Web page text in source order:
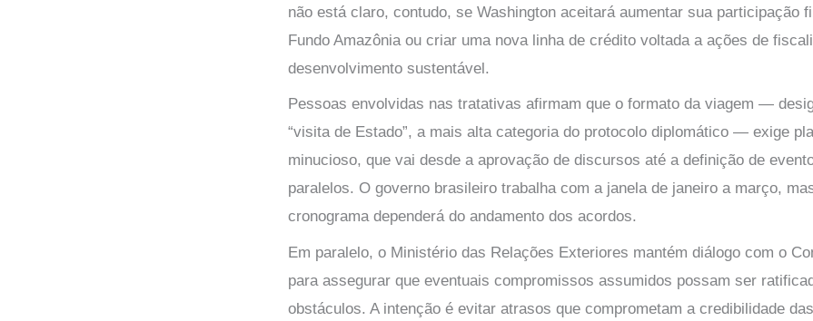
não está claro, contudo, se Washington aceitará aumentar sua participação
Fundo Amazônia ou criar uma nova linha de crédito voltada a ações de
desenvolvimento sustentável.
Pessoas envolvidas nas tratativas afirmam que o formato da viagem —
“visita de Estado”, a mais alta categoria do protocolo diplomático — exige
minucioso, que vai desde a aprovação de discursos até a definição de
paralelos. O governo brasileiro trabalha com a janela de janeiro a março,
cronograma dependerá do andamento dos acordos.
Em paralelo, o Ministério das Relações Exteriores mantém diálogo com o
para assegurar que eventuais compromissos assumidos possam ser
obstáculos. A intenção é evitar atrasos que comprometam a credibilidade